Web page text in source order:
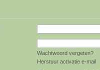
Wachtwoord vergeten?
Herstuur activatie e-mail